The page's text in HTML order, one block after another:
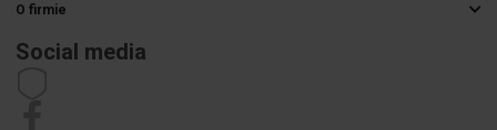
Sposoby dostawy
Płatności
O firmie
Kariera
Social media